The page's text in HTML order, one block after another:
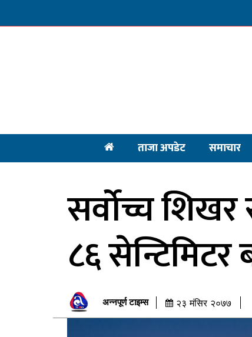
ताजा अपडेट समाचार
सर्वोच्च
८६ सेन्टिमिटर
अन्नपूर्ण टाइम्स २३ मंसिर २०७७